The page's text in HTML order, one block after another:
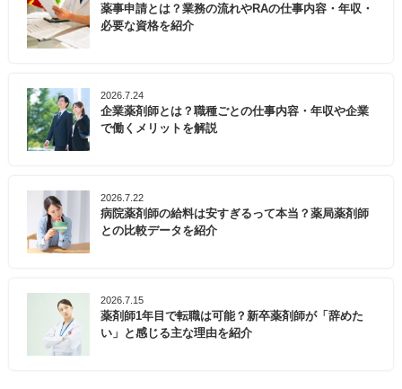
薬事申請とは？業務の流れやRAの仕事内容・年収・
必要な資格を紹介
2026.7.24
企業薬剤師とは？職種ごとの仕事内容・年収や企業
で働くメリットを解説
2026.7.22
病院薬剤師の給料は安すぎるって本当？薬局薬剤師
との比較データを紹介
2026.7.15
薬剤師1年目で転職は可能？新卒薬剤師が「辞めた
い」と感じる主な理由を紹介